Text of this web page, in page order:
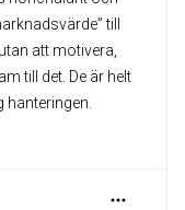
till
att motivera,
till det. De är helt